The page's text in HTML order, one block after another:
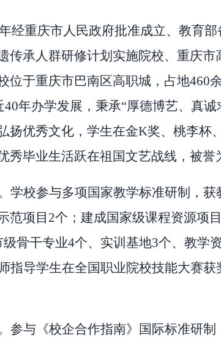
经重庆市人民政府批准成立、教育
传承人群研修计划实施院校、重庆市
位于重庆市巴南区高职城，占地460
40年办学发展，秉承“厚德博艺、真诚
扬优秀文化，学生在金K奖、桃李杯
秀毕业生活跃在祖国文艺战线，被誉
学校参与多项国家教学标准研制，获
范项目 2个；建成国家级课程资源项目
骨干专业4个、实训基地3个、教学
指导学生在全国职业院校技能大赛获
参与《校企合作指南》国际标准研